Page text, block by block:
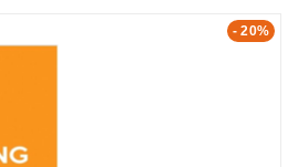
- 20%